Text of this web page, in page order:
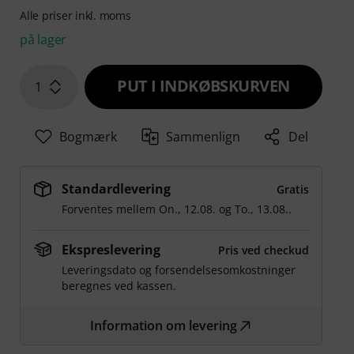
Alle priser inkl. moms
på lager
1 PUT I INDKØBSKURVEN
Bogmærk Sammenlign Del
Standardlevering
Gratis
Forventes mellem On., 12.08. ogTo., 13.08..
Ekspreslevering
Pris ved checkud
Leveringsdato og forsendelsesomkostninger
beregnes ved kassen.
Information om levering